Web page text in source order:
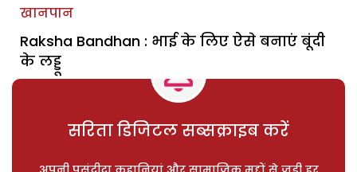
खानपान
Raksha Bandhan : भाई के लिए ऐसे बनाएं बूंदी
के लड्डू
सरिता डिजिटल सब्सक्राइब करें